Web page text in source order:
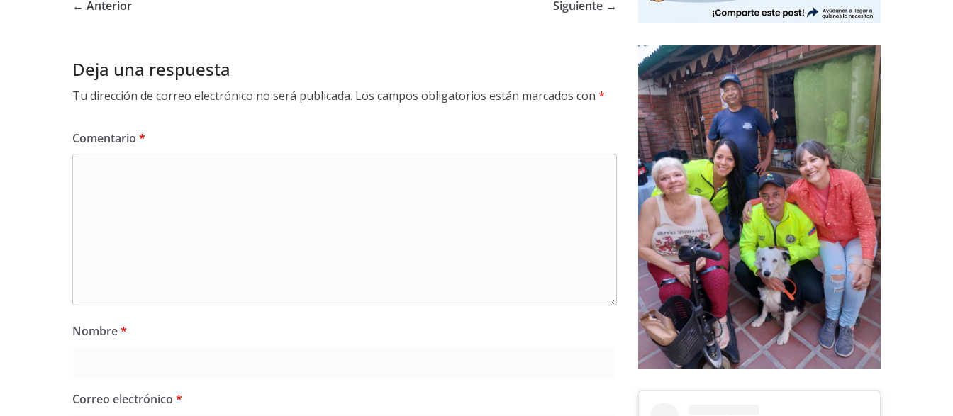
← Anterior Siguiente →
Deja una respuesta
Tu dirección de correo electrónico no será publicada. Los campos obligatorios están marcados con *
Comentario *
Nombre*
Correo electrónico *